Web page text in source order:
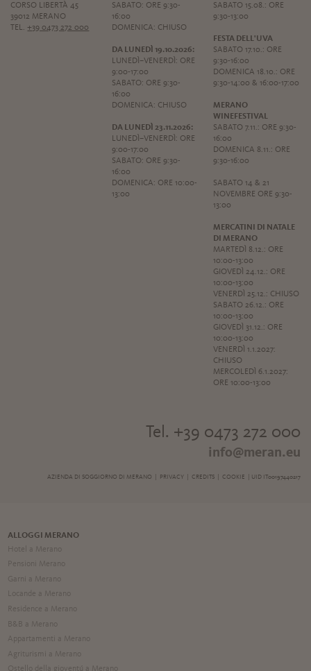
CORSO LIBERTÀ 45
39012 MERANO
TEL.+39 0473 272 000
SABATO: ORE 9:30-
16:00
DOMENICA: CHIUSO
DA LUNEDÌ 19.10.2026:
LUNEDÌ–VENERDÌ: ORE
9:00-17:00
SABATO: ORE 9:30-
16:00
DOMENICA: CHIUSO
DA LUNEDÌ 23.11.2026:
LUNEDÌ–VENERDÌ: ORE
9:00-17:00
SABATO: ORE 9:30-
16:00
DOMENICA: ORE 10:00-
13:00
SABATO 15.08.: ORE
9:30-13:00
FESTA DELL'UVA
SABATO 17.10.: ORE
9:30-16:00
DOMENICA 18.10.: ORE
9:30-14:00 & 16:00-17:00
MERANO
WINEFESTIVAL
SABATO 7.11.: ORE 9:30-
16:00
DOMENICA 8.11.: ORE
9:30-16:00
SABATO 14 & 21
NOVEMBRE ORE 9:30-
13:00
MERCATINI DI NATALE
DI MERANO
MARTEDÌ 8.12.: ORE
10:00-13:00
GIOVEDÌ 24.12.: ORE
10:00-13:00
VENERDÌ 25.12.: CHIUSO
SABATO 26.12.: ORE
10:00-13:00
GIOVEDÌ 31.12.: ORE
10:00-13:00
VENERDÌ 1.1.2027:
CHIUSO
MERCOLEDÌ 6.1.2027:
ORE 10:00-13:00
Tel. +39 0473 272 000
info@meran.eu
AZIENDA DI SOGGIORNO DI MERANO | PRIVACY| CREDITS| COOKIE | UID IT00197440217
ALLOGGI MERANO
Hotel a Merano
Pensioni Merano
Garni a Merano
Locande a Merano
Residence a Merano
B&B a Merano
Appartamenti a Merano
Agriturismi a Merano
Ostello della gioventú a Merano